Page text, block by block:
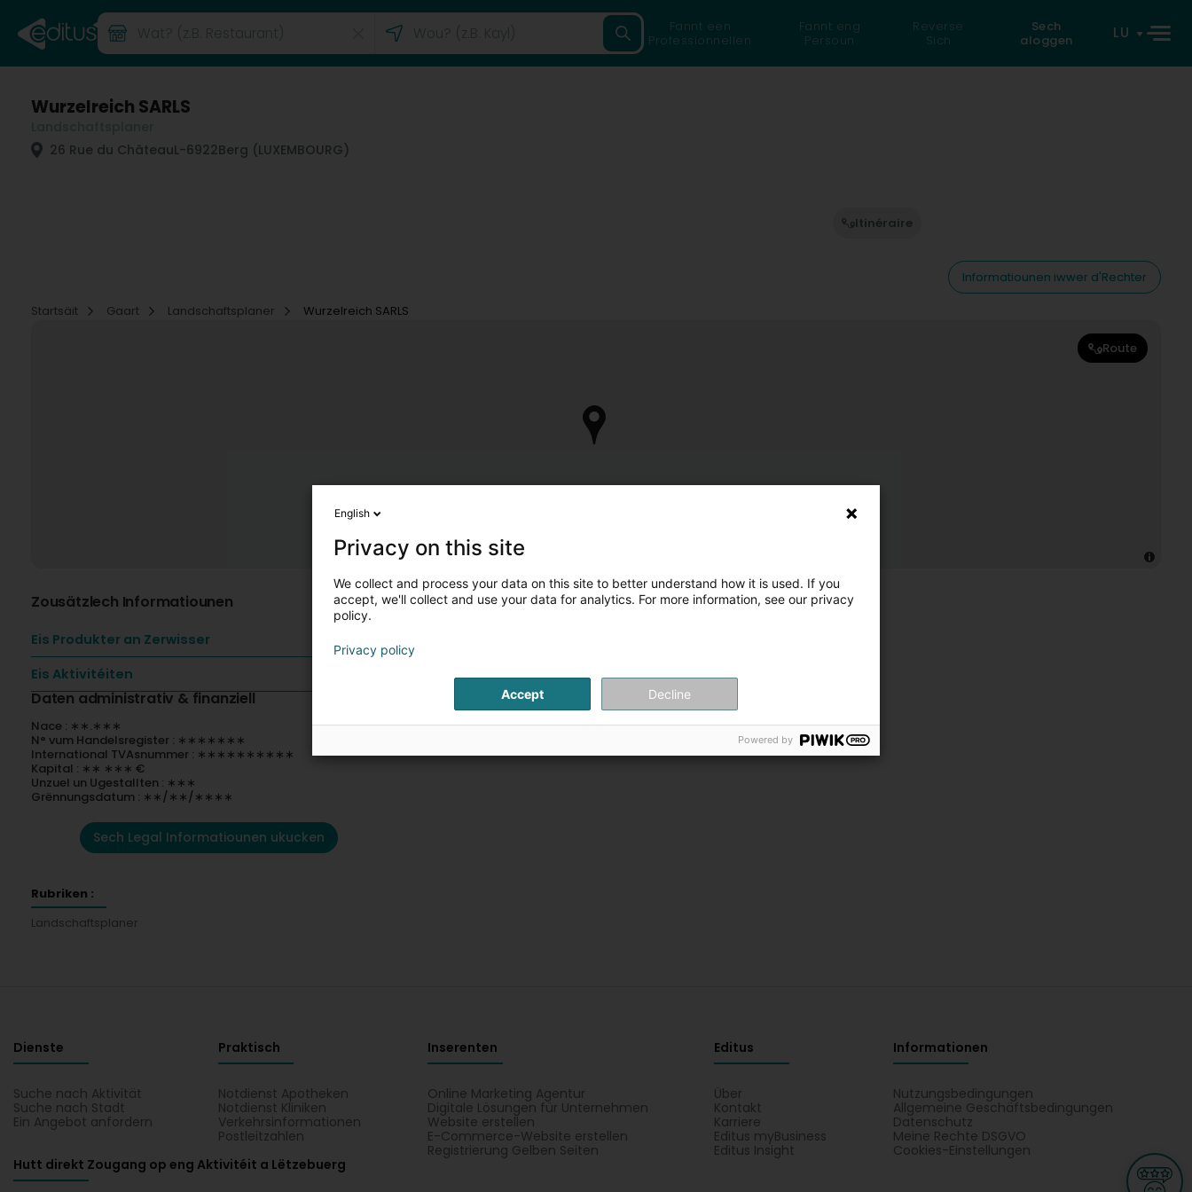
Fannt een
Professionnellen
Fannt eng
Persoun
Reverse
Sich
Sech
aloggen
LU
Wurzelreich SARLS
26 Rue du ChâteauL-6922Berg (LUXEMBOURG)
Itinéraire
Informatiounen iwwer d'Rechter
Startsäit
Gaart Landschaftsplaner Wurzelreich SARLS
Route
Zousätzlech Informatiounen
Eis Produkter an Zerwisser
Eis Aktivitéiten
Daten administrativ & finanziell
Nace : ∗∗.∗∗∗
N° vum Handelsregister : ∗∗∗∗∗∗∗
International TVAsnummer : ∗∗∗∗∗∗∗∗∗∗
Kapital : ∗∗ ∗∗∗ €
Unzuel un Ugestallten : ∗∗∗
Grënnungsdatum : ∗∗/∗∗/∗∗∗∗
Sech Legal Informatiounen ukucken
Rubriken :
Landschaftsplaner
Dienste
Suche nach Aktivität
Suche nach Stadt
Ein Angebot anfordern
Praktisch
Notdienst Apotheken
Notdienst Kliniken
Verkehrsinformationen
Postleitzahlen
Inserenten
Online Marketing Agentur
Digitale Lösungen für Unternehmen
Website erstellen
E-Commerce-Website erstellen
Registrierung Gelben Seiten
Editus
Über
Kontakt
Karriere
Editus myBusiness
Editus Insight
Informationen
Nutzungsbedingungen
Allgemeine Geschäftsbedingungen
Datenschutz
Meine Rechte DSGVO
Cookies-Einstellungen
Hutt direkt Zougang op eng Aktivitéit a Lëtzebuerg
English
Privacy on this site
We collect and process your data on this site to better understand how it is used. If you
accept, we'll collect and use your data for analytics. For more information, see our privacy
policy.
Privacy policy
Accept Decline
Powered by